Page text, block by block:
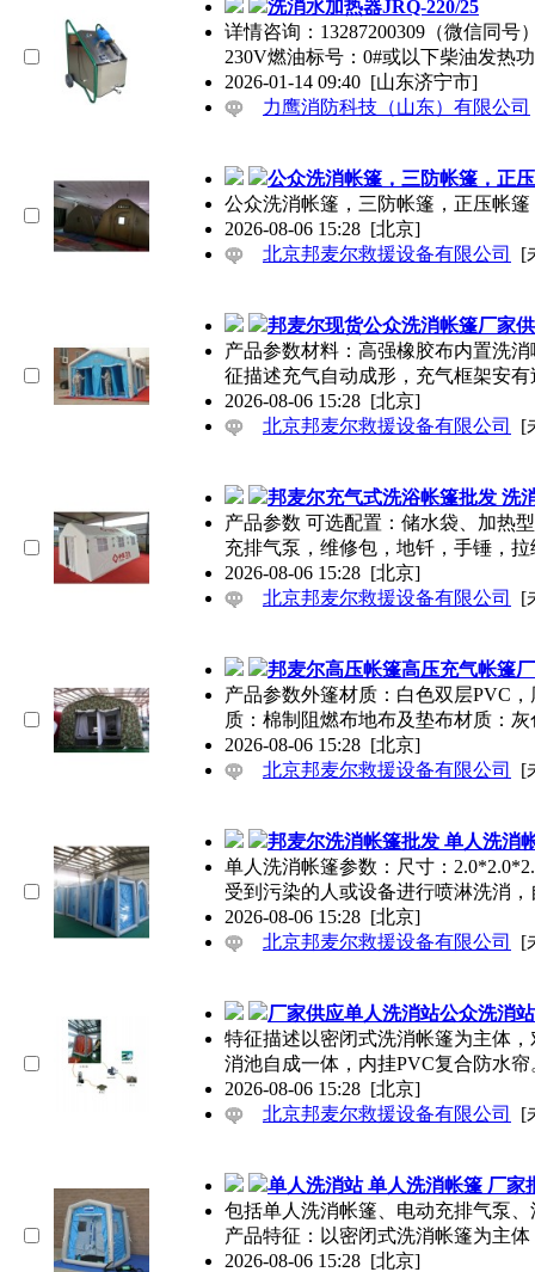
洗消水加热器JRQ-220/25
详情咨询：13287200309（微信同
230V燃油标号：0#或以下柴油发热
2026-01-14 09:40 [山东济宁市]
力鹰消防科技（山东）有限公司
公众洗消帐篷，三防帐篷，正
公众洗消帐篷，三防帐篷，正压帐
2026-08-06 15:28 [北京]
北京邦麦尔救援设备有限公司
[
邦麦尔现货公众洗消帐篷厂家
产品参数材料：高强橡胶布内置洗
征描述充气自动成形，充气框架安有
2026-08-06 15:28 [北京]
北京邦麦尔救援设备有限公司
[
邦麦尔充气式洗浴帐篷批发 洗
产品参数 可选配置：储水袋、加热
充排气泵，维修包，地钎，手锤，拉
2026-08-06 15:28 [北京]
北京邦麦尔救援设备有限公司
[
邦麦尔高压帐篷高压充气帐篷
产品参数外篷材质：白色双层PVC，
质：棉制阻燃布地布及垫布材质：灰
2026-08-06 15:28 [北京]
北京邦麦尔救援设备有限公司
[
邦麦尔洗消帐篷批发 单人洗消
单人洗消帐篷参数：尺寸：
受到污染的人或设备进行喷淋洗消，
2026-08-06 15:28 [北京]
北京邦麦尔救援设备有限公司
[
厂家供应单人洗消站公众洗消站
特征描述以密闭式洗消帐篷为主体
消池自成一体，内挂PVC复合防水帘
2026-08-06 15:28 [北京]
北京邦麦尔救援设备有限公司
[
单人洗消站 单人洗消帐篷 厂家
包括单人洗消帐篷、电动充排气泵
产品特征：以密闭式洗消帐篷为主体
2026-08-06 15:28 [北京]